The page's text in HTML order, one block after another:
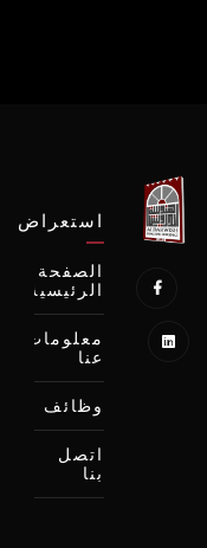
استعراض
الصفحة
الرئيسية
معلومات
عنا
وظائف
اتصل
بنا